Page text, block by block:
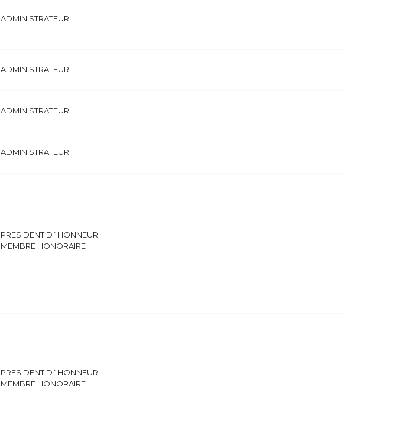
ADMINISTRATEUR
ADMINISTRATEUR
ADMINISTRATEUR
ADMINISTRATEUR
PRESIDENT D`HONNEUR
MEMBRE HONORAIRE
PRESIDENT D`HONNEUR
MEMBRE HONORAIRE